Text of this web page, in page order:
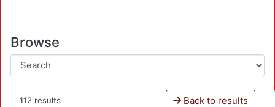
Browse
112 results Back to results